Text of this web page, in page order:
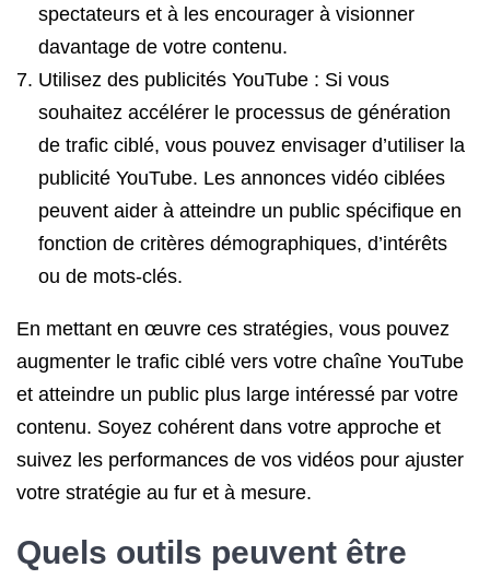
spectateurs et à les encourager à visionner
davantage de votre contenu.
Utilisez des publicités YouTube : Si vous
souhaitez accélérer le processus de génération
de trafic ciblé, vous pouvez envisager d’utiliser la
publicité YouTube. Les annonces vidéo ciblées
peuvent aider à atteindre un public spécifique en
fonction de critères démographiques, d’intérêts
ou de mots-clés.
En mettant en œuvre ces stratégies, vous pouvez
augmenter le trafic ciblé vers votre chaîne YouTube
et atteindre un public plus large intéressé par votre
contenu. Soyez cohérent dans votre approche et
suivez les performances de vos vidéos pour ajuster
votre stratégie au fur et à mesure.
Quels outils peuvent être